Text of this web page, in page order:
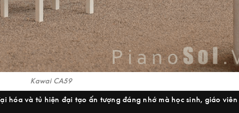
Kawai CA59
hóa và tủ hiện đại tạo ấn tượng đáng nhớ mà học sinh, giáo